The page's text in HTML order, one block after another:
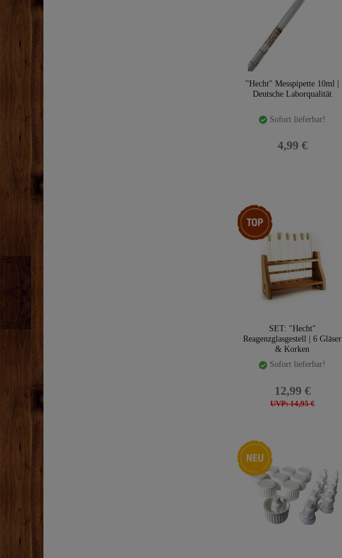
"Hecht" Messpipette 10ml |
Deutsche Laborqualität
Sofort lieferbar!
4,99 €
Top-Artikel
SET: "Hecht"
Reagenzglasgestell | 6 Gläser
& Korken
Sofort lieferbar!
UVP: 14,95 €
12,99 €
Neuheit